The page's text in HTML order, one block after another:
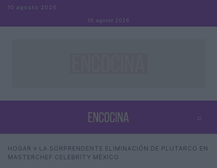
Saltar al contenido
10 agosto 2026
10 agosto 2026
⌕
Buscar ⌕ ×
HOGAR » LA SORPRENDENTE ELIMINACIÓN DE PLUTARCO EN
MASTERCHEF CELEBRITY MÉXICO